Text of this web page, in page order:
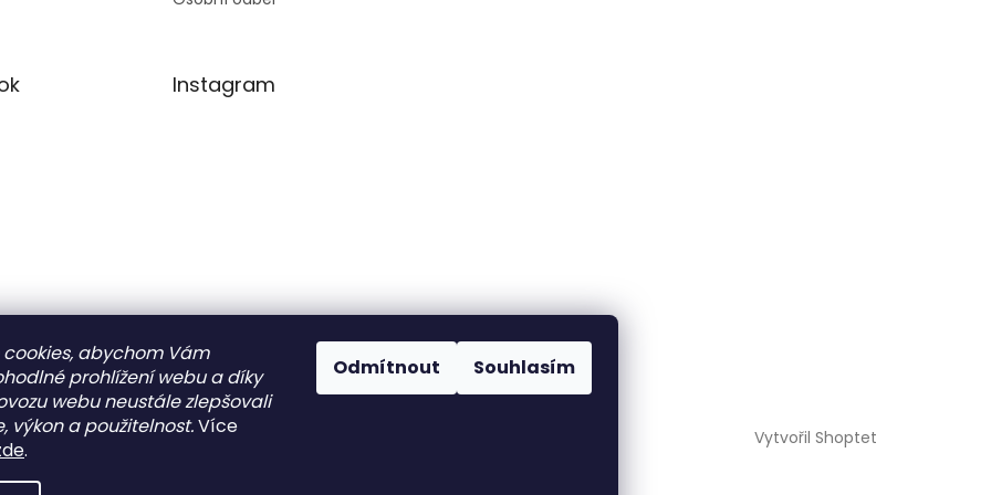
cookies, abychom Vám
prohlížení webu a díky
webu neustále zlepšovali
výkon a použitelnost.Více
.
Odmítnout Souhlasím
Instagram
Sledovat na
Instagramu
Vytvořil Shoptet